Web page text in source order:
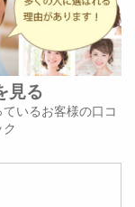
見る
いるお客様の口コ